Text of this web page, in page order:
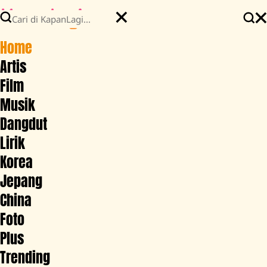
Home
Artis
Film
Musik
Dangdut
Lirik
Korea
Jepang
China
Foto
Plus
Trending